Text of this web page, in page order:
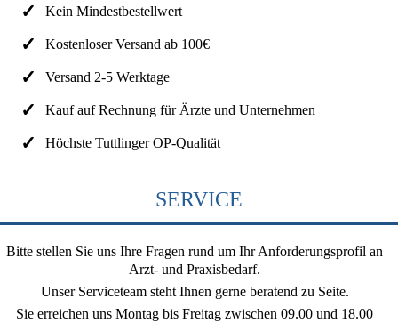
Kein Mindestbestellwert
Kostenloser Versand ab 100€
Versand 2-5 Werktage
Kauf auf Rechnung für Ärzte und Unternehmen
Höchste Tuttlinger OP-Qualität
SERVICE
Bitte stellen Sie uns Ihre Fragen rund um Ihr Anforderungsprofil an
Arzt- und Praxisbedarf.
Unser Serviceteam steht Ihnen gerne beratend zu Seite.
Sie erreichen uns Montag bis Freitag zwischen 09.00 und 18.00